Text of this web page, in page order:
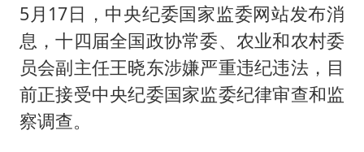
5月17日，中央纪委国家监委网站发布消
息，十四届全国政协常委、农业和农村委
员会副主任王晓东涉嫌严重违纪违法，目
前正接受中央纪委国家监委纪律审查和监
察调查。